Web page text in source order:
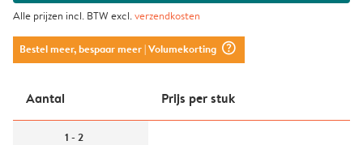
Alle prijzen incl. BTW excl.verzendkosten
Bestel meer, bespaar meer| Volumekorting question_mark_circle
Aantal Prijs per stuk
1 - 2